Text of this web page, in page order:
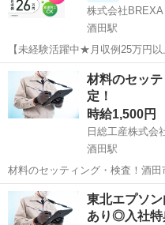
株式会社BREXA
酒田駅
【未経験活躍中★月収例25万円
ペレーター業務！20代～40代の
ベート充実★日払い制度利用OK
人気の工場のお仕事 ◇薄...
山形 酒田駅
材料のセッ
定！
時給1,500円
日総工産株式会
酒田駅
材料のセッティング・検査！酒田市で長期安定
環境で働きたい方にオススメ！
Point3★寮費無料！生活家電も
Point5...
山形 工場
東北エプソ
あり◎入社特